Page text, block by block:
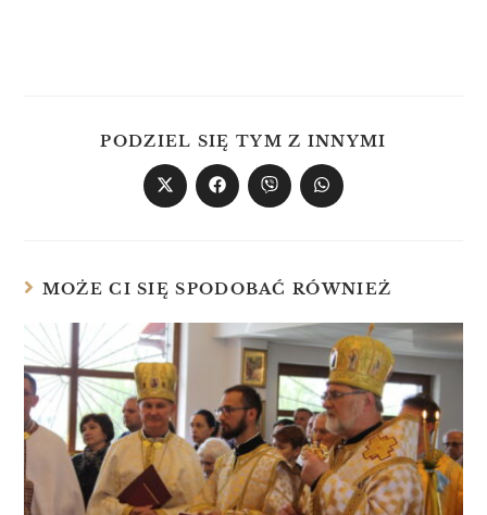
PODZIEL SIĘ TYM Z INNYMI
MOŻE CI SIĘ SPODOBAĆ RÓWNIEŻ